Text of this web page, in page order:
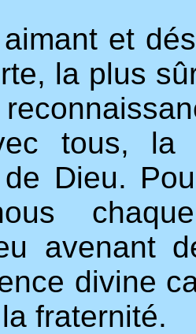
et
la plus
tous,
Dieu.
nous
avenant
divine
fraternité.